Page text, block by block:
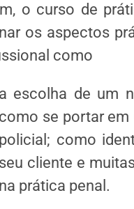
o curso de
os aspectos
como
a escolha de um
como se portar em
policial; como
seu cliente e
na prática penal.